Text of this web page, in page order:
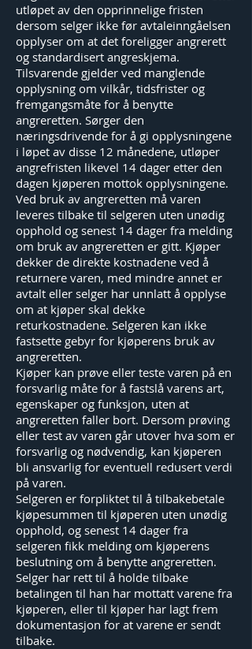
utløpet av den opprinnelige fristen
dersom selger ikke før avtaleinngåelsen
opplyser om at det foreligger angrerett
og standardisert angreskjema.
Tilsvarende gjelder ved manglende
opplysning om vilkår, tidsfrister og
fremgangsmåte for å benytte
angreretten. Sørger den
næringsdrivende for å gi opplysningene
i løpet av disse 12 månedene, utløper
angrefristen likevel 14 dager etter den
dagen kjøperen mottok opplysningene.
Ved bruk av angreretten må varen
leveres tilbake til selgeren uten unødig
opphold og senest 14 dager fra melding
om bruk av angreretten er gitt. Kjøper
dekker de direkte kostnadene ved å
returnere varen, med mindre annet er
avtalt eller selger har unnlatt å opplyse
om at kjøper skal dekke
returkostnadene. Selgeren kan ikke
fastsette gebyr for kjøperens bruk av
angreretten.
Kjøper kan prøve eller teste varen på en
forsvarlig måte for å fastslå varens art,
egenskaper og funksjon, uten at
angreretten faller bort. Dersom prøving
eller test av varen går utover hva som er
forsvarlig og nødvendig, kan kjøperen
bli ansvarlig for eventuell redusert verdi
på varen.
Selgeren er forpliktet til å tilbakebetale
kjøpesummen til kjøperen uten unødig
opphold, og senest 14 dager fra
selgeren fikk melding om kjøperens
beslutning om å benytte angreretten.
Selger har rett til å holde tilbake
betalingen til han har mottatt varene fra
kjøperen, eller til kjøper har lagt frem
dokumentasjon for at varene er sendt
tilbake.